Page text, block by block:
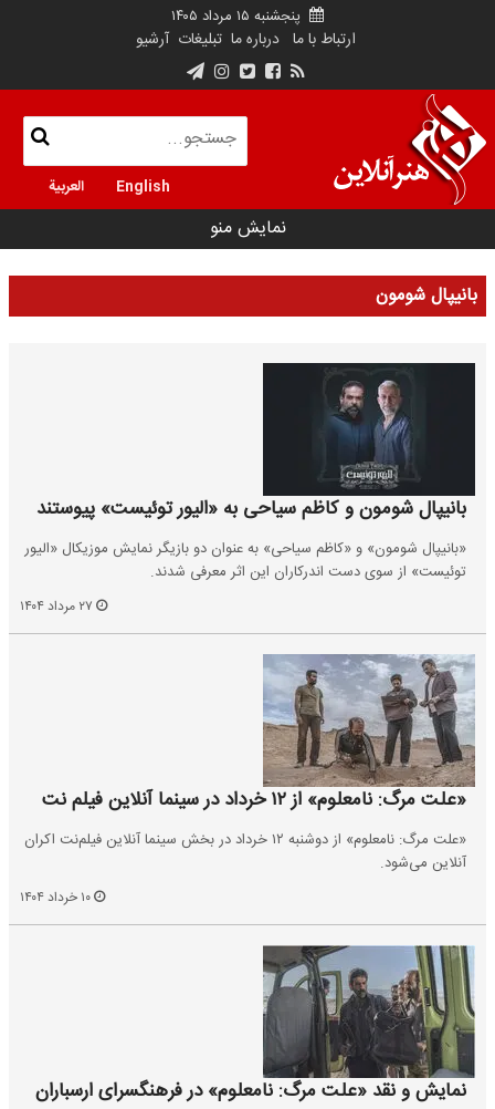
پنجشنبه ۱۵ مرداد ۱۴۰۵
ارتباط با ما درباره ما تبلیغات آرشیو
English العربية
نمایش منو
بانیپال شومون
بانیپال شومون و کاظم سیاحی به «الیور توئیست» پیوستند
«بانیپال شومون» و «کاظم سیاحی» به عنوان دو بازیگر نمایش ‌موزیکال «الیور
توئیست» از سوی دست اندرکاران این اثر معرفی شدند.
«علت مرگ: نامعلوم» از ۱۲ خرداد در سینما آنلاین فیلم نت
«علت مرگ: نامعلوم» از دوشنبه ۱۲ خرداد در بخش سینما آنلاین فیلم‌نت اکران
آنلاین می‌شود.
نمایش و نقد «علت مرگ: نامعلوم» در فرهنگسرای ارسباران